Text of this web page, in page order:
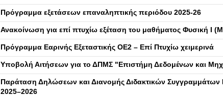
Πρόγραμμα εξετάσεων επαναληπτικής περιόδου 2025-26
Ανακοίνωση για επί πτυχίω εξέταση του μαθήματος Φυσική Ι
Πρόγραμμα Εαρινής Εξεταστικής ΟΕ2 – Επί Πτυχίω χειμερινά
Υποβολή Αιτήσεων για το ΔΠΜΣ "Επιστήμη Δεδομένων και
Παράταση Δηλώσεων και Διανομής Διδακτικών
2025–2026